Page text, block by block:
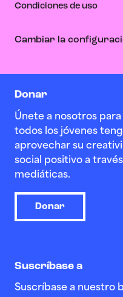
Donar
Únete a nosotros
todos los jóvenes
aprovechar su
social positivo a
mediáticas.
Donar
Suscríbase a
Suscríbase a nuestro
Condiciones de uso
Cambiar la